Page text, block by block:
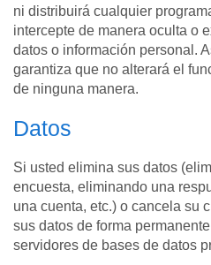
ni distribuirá cualquier
intercepte de manera oculta o
datos o información personal.
garantiza que no alterará el
de ninguna manera.
Datos
Si usted elimina sus datos
encuesta, eliminando una
una cuenta, etc.) o cancela su
sus datos de forma
servidores de bases de datos